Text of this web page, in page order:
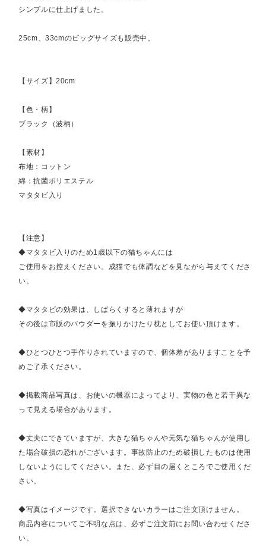
シンプルに仕上げました。
25cm、33cmのビッグサイズも販売中。
【サイズ】20cm
【色・柄】
ブラック（波柄）
【素材】
布地：コットン
綿：抗菌ポリエステル
マタタビ入り
【注意】
◆マタタビ入りのため1歳以下の猫ちゃんには
ご使用をお控えください。成猫でも体調などを見ながら与えてくださ
い。
◆マタタビの効果は、しばらくすると薄れますが
その後は市販のパウダーを振りかけたり枕としてお使い頂けます。
◆ひとつひとつ手作りされていますので、個体差がありますことを予
めご了承ください。
◆掲載商品写真は、お使いの機器によってより、実物の色と若干異な
って見える場合があります。
◆丈夫にできていますが、大きな猫ちゃんや元気な猫ちゃんが使用し
た場合破損の恐れがございます。事故防止のため破損したものは使用
しないようにしてください。また、必ず目の届くところでご使用くだ
さい。
◆写真はイメージです。選択できないカラーはご注文頂けません。
商品内容についてご不明な点は、必ずご注文前にお問い合わせくださ
い。